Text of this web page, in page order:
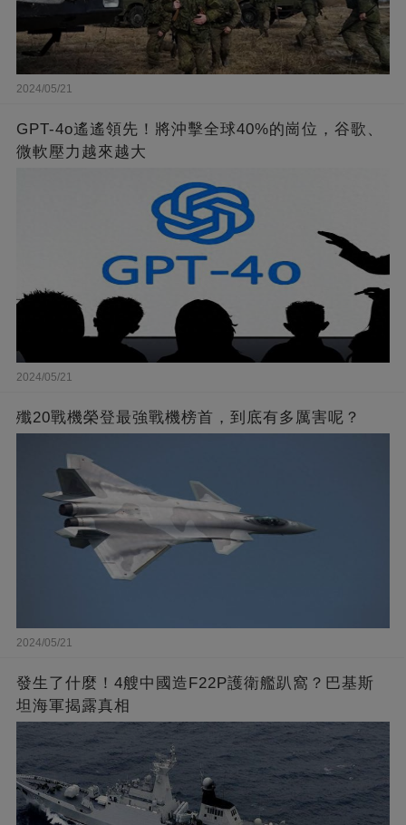
2024/05/21
GPT-4o遙遙領先！將沖擊全球40%的崗位，谷歌、
微軟壓力越來越大
2024/05/21
殲20戰機榮登最強戰機榜首，到底有多厲害呢？
2024/05/21
發生了什麼！4艘中國造F22P護衛艦趴窩？巴基斯
坦海軍揭露真相